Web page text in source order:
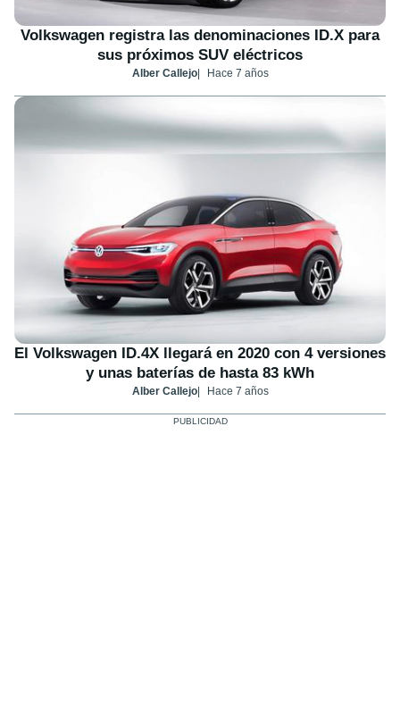
Volkswagen registra las denominaciones ID.X para
sus próximos SUV eléctricos
Alber Callejo Hace 7 años
El Volkswagen ID.4X llegará en 2020 con 4 versiones
y unas baterías de hasta 83 kWh
Alber Callejo Hace 7 años